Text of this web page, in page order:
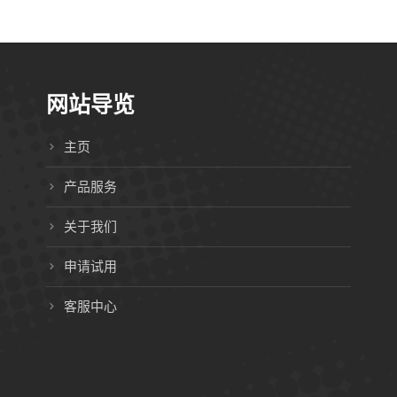
网站导览
主页
产品服务
关于我们
申请试用
客服中心